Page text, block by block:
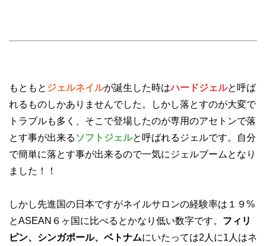
もともと ジェルネイルが誕生した時はハードジェルと呼ば
れるものしかありませんでした。しかし落とすのが大変で
トラブルも多く、そこで登場したのが専用のアセトンで落
とす事が出来る ソフトジェルと呼ばれるジェルです。自分
で簡単に落とす事が出来るので一気にジェルブームとなり
ました！！
しかし先進国の日本ですがネイルサロンの経験率は１９%
とASEAN６ヶ国に比べるとかなり低い数字です。 フィリ
ピン、シンガポール、ベトナムにいたっては2人に1人はネ